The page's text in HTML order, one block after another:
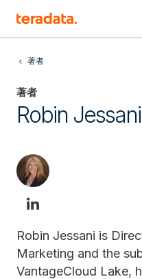
著者
著者
Robin Jessani
Robin Jessani is
Marketing and the
VantageCloud Lake,